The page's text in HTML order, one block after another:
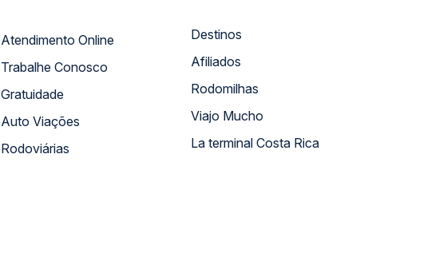
Atendimento Online
Trabalhe Conosco
Gratuidade
Auto Viações
Rodoviárias
Destinos
Afiliados
Rodomilhas
Viajo Mucho
La terminal Costa Rica